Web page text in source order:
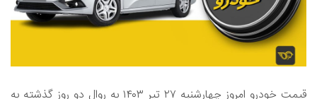
قیمت خودرو امروز چهار‌شنبه ۲۷ تیر ۱۴۰۳ به روال دو روز گذشته به